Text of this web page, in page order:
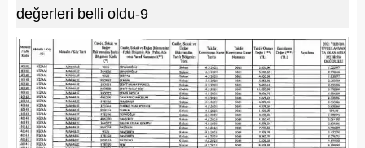
değerleri belli oldu-9